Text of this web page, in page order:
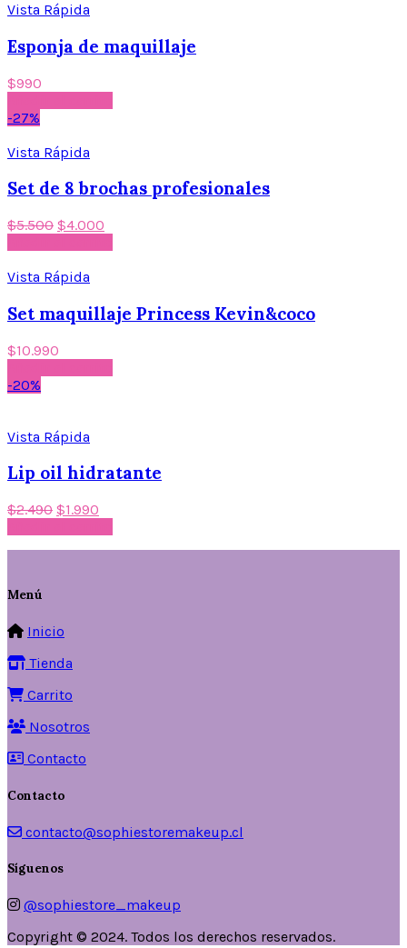
Vista Rápida
Esponja de maquillaje
$990
-27%
Vista Rápida
Set de 8 brochas profesionales
$5.500 $4.000
Vista Rápida
Set maquillaje Princess Kevin&coco
$10.990
-20%
Vista Rápida
Lip oil hidratante
$2.490 $1.990
Menú
Inicio
Tienda
Carrito
Nosotros
Contacto
Contacto
contacto@sophiestoremakeup.cl
Síguenos
@sophiestore_makeup
Copyright ©️ 2024. Todos los derechos reservados.